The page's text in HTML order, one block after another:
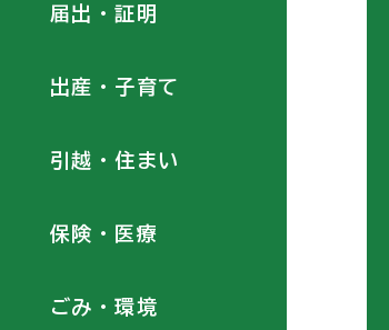
届出・証明
出産・子育て
引越・住まい
保険・医療
ごみ・環境